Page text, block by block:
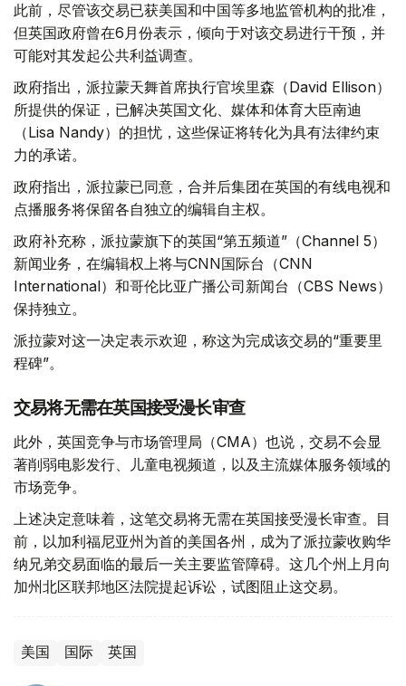
此前，尽管该交易已获美国和中国等多地监管机构的批准，
但英国政府曾在6月份表示，倾向于对该交易进行干预，并
可能对其发起公共利益调查。
政府指出，派拉蒙天舞首席执行官埃里森（David Ellison）
所提供的保证，已解决英国文化、媒体和体育大臣南迪
（Lisa Nandy）的担忧，这些保证将转化为具有法律约束
力的承诺。
政府指出，派拉蒙已同意，合并后集团在英国的有线电视和
点播服务将保留各自独立的编辑自主权。
政府补充称，派拉蒙旗下的英国“第五频道”（Channel 5）
新闻业务，在编辑权上将与CNN国际台（CNN
International）和哥伦比亚广播公司新闻台（CBS News）
保持独立。
派拉蒙对这一决定表示欢迎，称这为完成该交易的“重要里
程碑”。
交易将无需在英国接受漫长审查
此外，英国竞争与市场管理局（CMA）也说，交易不会显
著削弱电影发行、儿童电视频道，以及主流媒体服务领域的
市场竞争。
上述决定意味着，这笔交易将无需在英国接受漫长审查。目
前，以加利福尼亚州为首的美国各州，成为了派拉蒙收购华
纳兄弟交易面临的最后一关主要监管障碍。这几个州上月向
加州北区联邦地区法院提起诉讼，试图阻止这交易。
美国 国际 英国